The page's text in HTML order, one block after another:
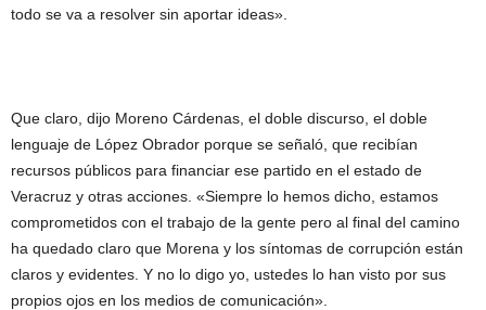
todo se va a resolver sin aportar ideas».
Que claro, dijo Moreno Cárdenas, el doble discurso, el doble
lenguaje de López Obrador porque se señaló, que recibían
recursos públicos para financiar ese partido en el estado de
Veracruz y otras acciones. «Siempre lo hemos dicho, estamos
comprometidos con el trabajo de la gente pero al final del camino
ha quedado claro que Morena y los síntomas de corrupción están
claros y evidentes. Y no lo digo yo, ustedes lo han visto por sus
propios ojos en los medios de comunicación».